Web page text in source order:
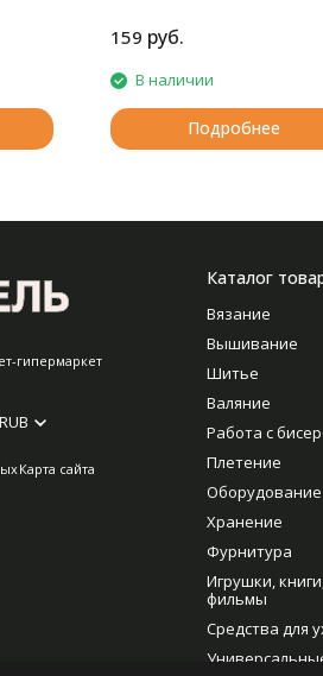
159 руб.
В наличии
Подробнее
гипермаркет
RUB
Карта сайта
Каталог
Вязание
Вышивание
Шитье
Валяние
Работа с
Плетение
Оборудование
Хранение
Фурнитура
Игрушки,
фильмы
Средства для